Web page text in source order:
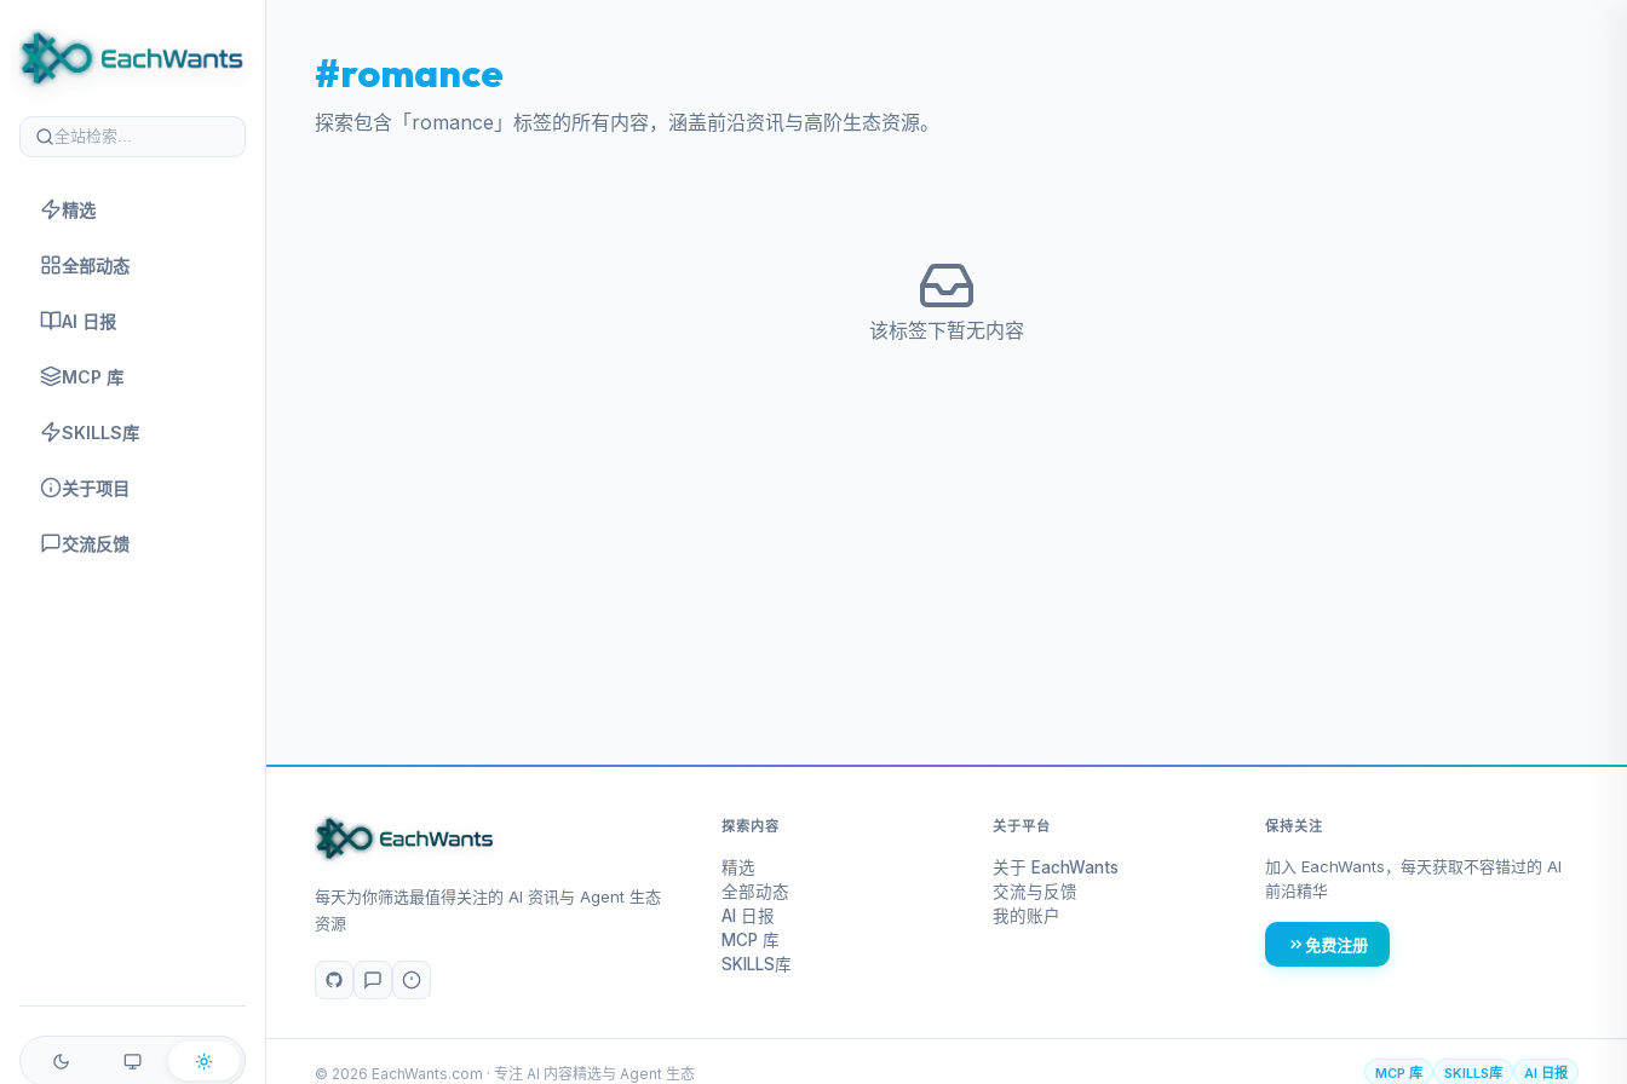
精选
全部动态
AI 日报
MCP 库
SKILLS库
关于项目
交流反馈
#romance
探索包含「romance」标签的所有内容，涵盖前沿资讯与高阶生态资源。
该标签下暂无内容
每天为你筛选最值得关注的 AI 资讯与 Agent 生态
资源
探索内容
精选
全部动态
AI 日报
MCP 库
SKILLS库
关于平台
关于 EachWants
交流与反馈
我的账户
保持关注
加入 EachWants，每天获取不容错过的 AI
前沿精华
免费注册
© 2026 EachWants.com · 专注 AI 内容精选与 Agent 生态 MCP 库 SKILLS库 AI 日报